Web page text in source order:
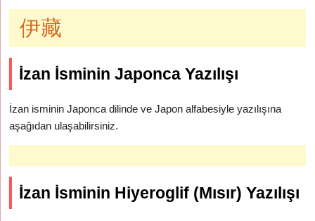
伊藏
İzan İsminin Japonca Yazılışı
İzan isminin Japonca dilinde ve Japon alfabesiyle yazılışına
aşağıdan ulaşabilirsiniz.
İzan İsminin Hiyeroglif (Mısır) Yazılışı